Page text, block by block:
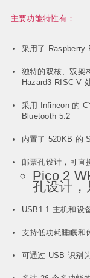
主要功能特性有：
采用了 Raspberry
独特的双核、双架
Hazard3 RISC-V
采用 Infineon 的
Bluetooth 5.2
内置了 520KB 的
邮票孔设计，可直
Pico 2
孔设计
USB1.1 主机和设
支持低功耗睡眠和
可通过 USB 识别